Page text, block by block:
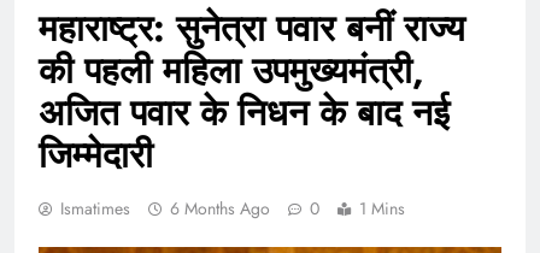
महाराष्ट्र: सुनेत्रा पवार बनीं राज्य
की पहली महिला उपमुख्यमंत्री,
अजित पवार के निधन के बाद नई
जिम्मेदारी
Ismatimes 6 Months Ago 0 1 Mins